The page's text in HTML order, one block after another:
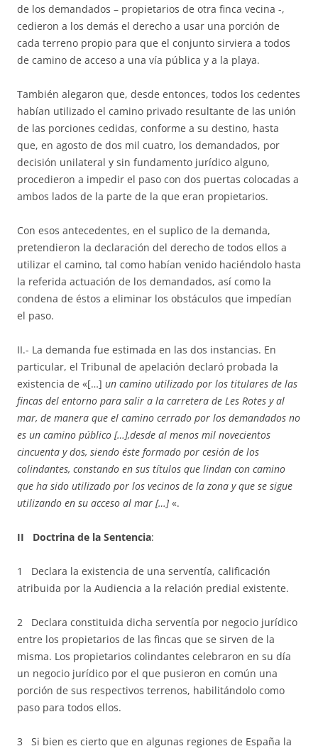
de los demandados – propietarios de otra finca vecina -,
cedieron a los demás el derecho a usar una porción de
cada terreno propio para que el conjunto sirviera a todos
de camino de acceso a una vía pública y a la playa.
También alegaron que, desde entonces, todos los cedentes
habían utilizado el camino privado resultante de las unión
de las porciones cedidas, conforme a su destino, hasta
que, en agosto de dos mil cuatro, los demandados, por
decisión unilateral y sin fundamento jurídico alguno,
procedieron a impedir el paso con dos puertas colocadas a
ambos lados de la parte de la que eran propietarios.
Con esos antecedentes, en el suplico de la demanda,
pretendieron la declaración del derecho de todos ellos a
utilizar el camino, tal como habían venido haciéndolo hasta
la referida actuación de los demandados, así como la
condena de éstos a eliminar los obstáculos que impedían
el paso.
II.- La demanda fue estimada en las dos instancias. En
particular, el Tribunal de apelación declaró probada la
existencia de «[…] un camino utilizado por los titulares de las
fincas del entorno para salir a la carretera de Les Rotes y al
mar, de manera que el camino cerrado por los demandados no
es un camino público […],desde al menos mil novecientos
cincuenta y dos, siendo éste formado por cesión de los
colindantes, constando en sus títulos que lindan con camino
que ha sido utilizado por los vecinos de la zona y que se sigue
utilizando en su acceso al mar […]«.
II Doctrina de la Sentencia:
1 Declara la existencia de una serventía, calificación
atribuida por la Audiencia a la relación predial existente.
2 Declara constituida dicha serventía por negocio jurídico
entre los propietarios de las fincas que se sirven de la
misma. Los propietarios colindantes celebraron en su día
un negocio jurídico por el que pusieron en común una
porción de sus respectivos terrenos, habilitándolo como
paso para todos ellos.
3 Si bien es cierto que en algunas regiones de España la